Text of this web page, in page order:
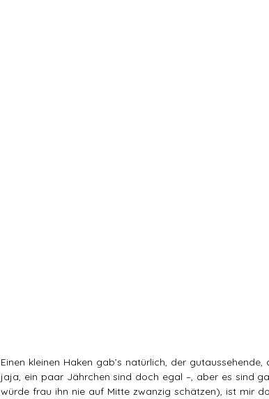
Einen kleinen Haken gab’s natürlich, der
jaja, ein paar Jährchen sind doch egal –, aber es sind
würde frau ihn nie auf Mitte zwanzig schätzen), ist mir